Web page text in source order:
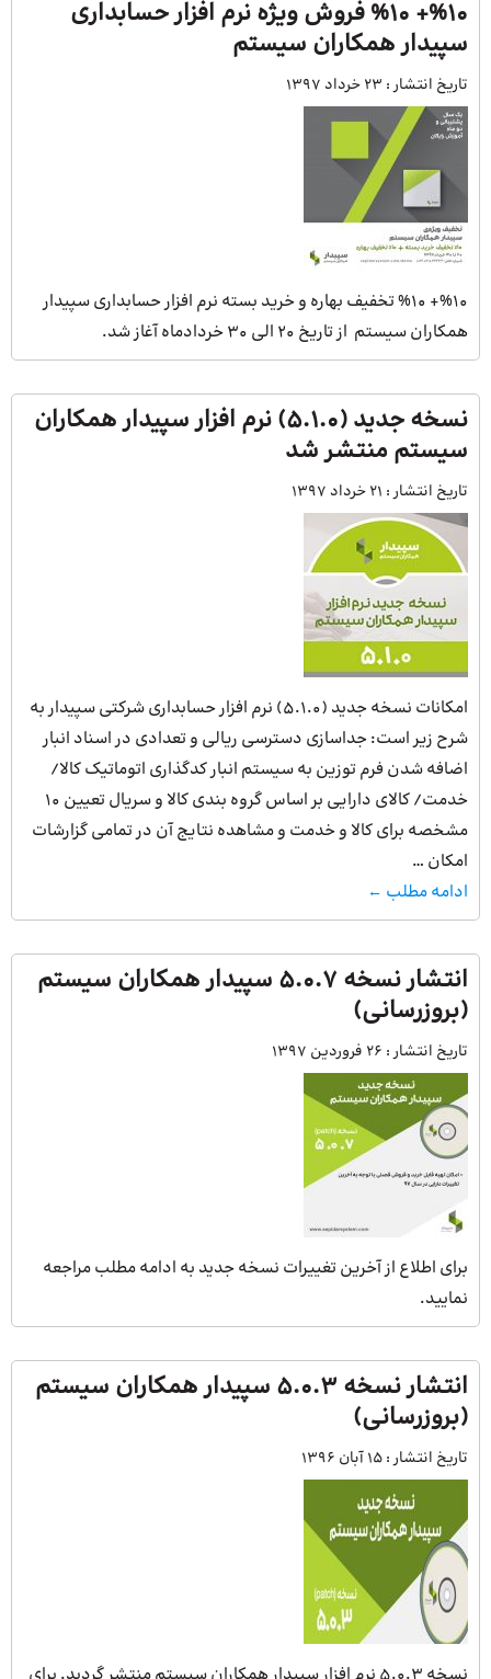
%۱۰+ %۱۰ فروش ویژه نرم افزار حسابداری
سپیدار همکاران سیستم
تاریخ انتشار : 23 خرداد 1397
%۱۰+ %۱۰ تخفیف بهاره و خرید بسته نرم افزار حسابداری سپیدار
همکاران سیستم از تاریخ ۲۰ الی ۳۰ خردادماه آغاز شد.
نسخه جدید (۵.۱.۰) نرم افزار سپیدار همکاران
سیستم منتشر شد
تاریخ انتشار : 21 خرداد 1397
امکانات نسخه جدید (۵.۱.۰) نرم افزار حسابداری شرکتی سپیدار به
شرح زیر است: جداسازی دسترسی ریالی و تعدادی در اسناد انبار
اضافه شدن فرم توزین به سیستم انبار کدگذاری اتوماتیک کالا/
خدمت/ کالای دارایی بر اساس گروه بندی کالا و سریال تعیین ۱۰
مشخصه برای کالا و خدمت و مشاهده نتایج آن در تمامی گزارشات
امکان …
ادامه مطلب ←
انتشار نسخه 5.0.7 سپیدار همکاران سیستم
(بروزرسانی)
تاریخ انتشار : 26 فروردین 1397
برای اطلاع از آخرین تغییرات نسخه جدید به ادامه مطلب مراجعه
نمایید.
انتشار نسخه 5.0.3 سپیدار همکاران سیستم
(بروزرسانی)
تاریخ انتشار : 15 آبان 1396